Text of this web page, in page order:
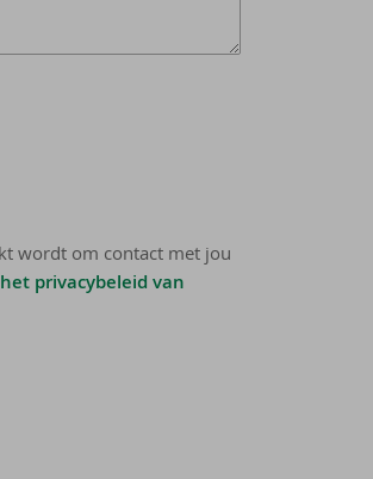
wordt om contact met jou
het privacybeleid van